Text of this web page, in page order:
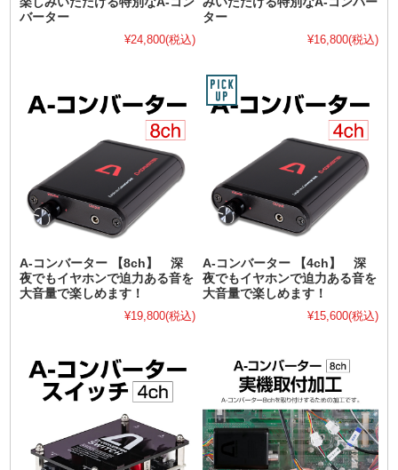
バーター
¥24,800(税込)
ター
¥16,800(税込)
A-コンバーター 【8ch】 深
夜でもイヤホンで迫力ある音を
大音量で楽しめます！
¥19,800(税込)
A-コンバーター 【4ch】 深
夜でもイヤホンで迫力ある音を
大音量で楽しめます！
¥15,600(税込)